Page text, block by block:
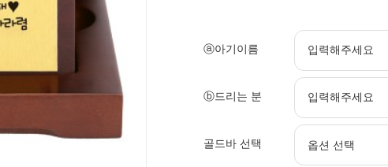
ⓐ아기이름
ⓑ드리는 분
골드바 선택